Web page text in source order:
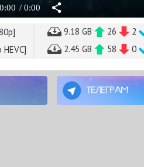
0:00 / 0:00
9.18 GB 26
2
2.45 GB 58 0